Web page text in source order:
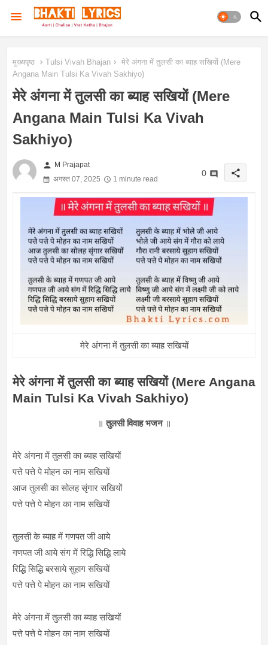
मुख्यपृष्ठ Tulsi Vivah Bhajan
मेरे अंगना में तुलसी का ब्याह सखियों (Mere
Angana Main Tulsi Ka Vivah Sakhiyo)
मेरे अंगना में तुलसी का ब्याह सखियों (Mere
Angana Main Tulsi Ka Vivah
Sakhiyo)
person M Prajapat
अगस्त 07, 2025
1 minute read
0 share
मेरे अंगना में तुलसी का ब्याह सखियों
मेरे अंगना में तुलसी का ब्याह सखियों (Mere Angana
Main Tulsi Ka Vivah Sakhiyo)
॥तुलसी विवाह भजन॥
मेरे अंगना में तुलसी का ब्याह सखियों
पत्ते पत्ते पे मोहन का नाम सखियों
आज तुलसी का सोलह सृंगार सखियों
पत्ते पत्ते पे मोहन का नाम सखियों
तुलसी के ब्याह में गणपत जी आये
गणपत जी आये संग में रिद्धि सिद्धि लाये
रिद्धि सिद्धि बरसाये सुहाग सखियों
पत्ते पत्ते पे मोहन का नाम सखियों
मेरे अंगना में तुलसी का ब्याह सखियों
पत्ते पत्ते पे मोहन का नाम सखियों